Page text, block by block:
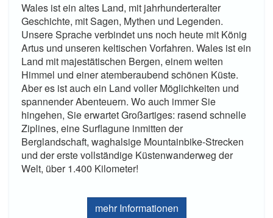
Wales ist ein altes Land, mit jahrhunderteralter
Geschichte, mit Sagen, Mythen und Legenden.
Unsere Sprache verbindet uns noch heute mit König
Artus und unseren keltischen Vorfahren. Wales ist ein
Land mit majestätischen Bergen, einem weiten
Himmel und einer atemberaubend schönen Küste.
Aber es ist auch ein Land voller Möglichkeiten und
spannender Abenteuern. Wo auch immer Sie
hingehen, Sie erwartet Großartiges: rasend schnelle
Ziplines, eine Surflagune inmitten der
Berglandschaft, waghalsige Mountainbike-Strecken
und der erste vollständige Küstenwanderweg der
Welt, über 1.400 Kilometer!
mehr Informationen